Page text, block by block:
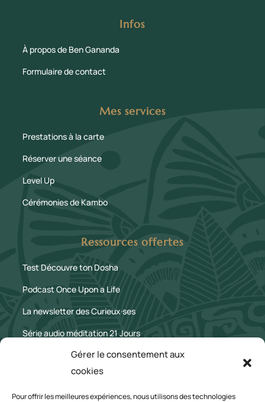
Gérer le consentement aux
cookies
Pour offrir les meilleures expériences, nous utilisons des technologies
Infos
À propos de Ben Gananda
Formulaire de contact
Mes services
Prestations à la carte
Réserver une séance
Level Up
Cérémonies de Kambo
Ressources offertes
Test Découvre ton Dosha
Podcast Once Upon a Life
La newsletter des Curieux·ses
Série audio méditation 21 Jours
Mentions légales